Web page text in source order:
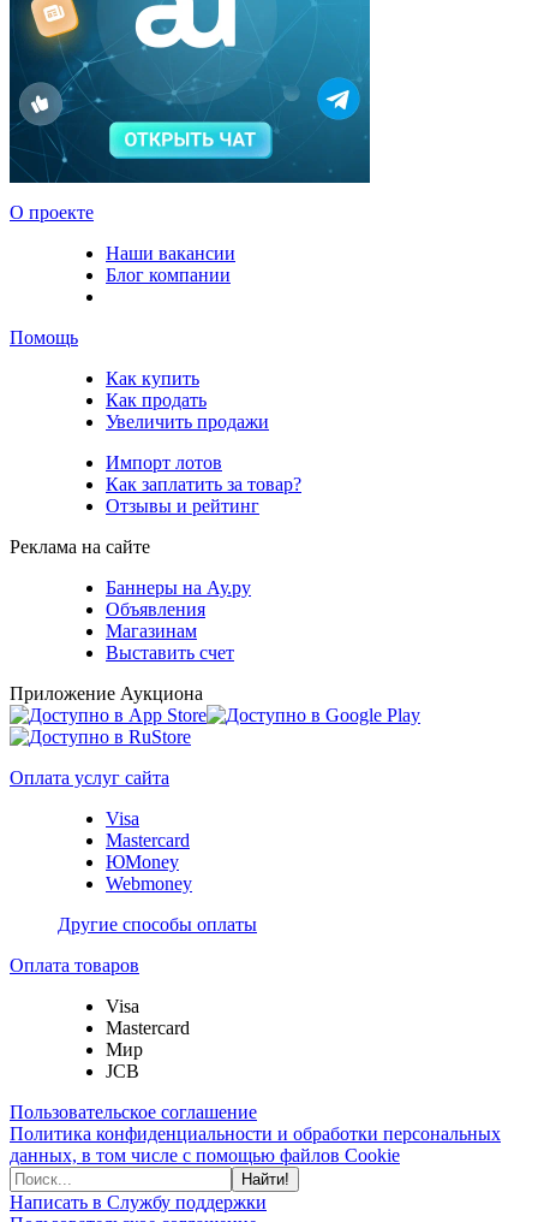
О проекте
Наши вакансии
Блог компании
Помощь
Как купить
Как продать
Увеличить продажи
Импорт лотов
Как заплатить за товар?
Отзывы и рейтинг
Реклама на сайте
Баннеры на Ау.ру
Объявления
Магазинам
Выставить счет
Приложение Аукциона
Оплата услуг сайта
Visa
Mastercard
ЮMoney
Webmoney
Другие способы оплаты
Оплата товаров
Visa
Mastercard
Мир
JCB
Пользовательское соглашение
Политика конфиденциальности и обработки персональных
данных, в том числе с помощью файлов Cookie
Найти!
Написать в Службу поддержки